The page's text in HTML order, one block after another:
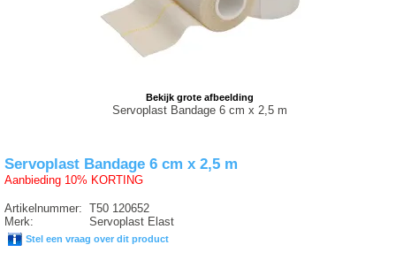
Bekijk grote afbeelding
Servoplast Bandage 6 cm x 2,5 m
Servoplast Bandage 6 cm x 2,5 m
Aanbieding 10% KORTING
Artikelnummer:
Merk:
T50 120652
Servoplast Elast
Stel een vraag over dit product